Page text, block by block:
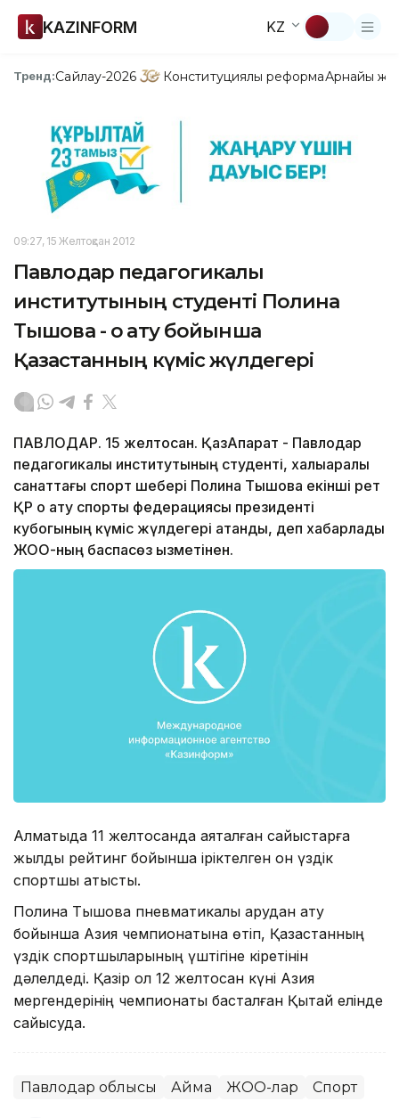
KAZINFORM KZ
Тренд:Сайлау-2026 Конституциялық реформаАрнайы
09:27, 15 Желтоқсан 2012
Павлодар педагогикалық
институтының студенті Полина
Тышова - оқ ату бойынша
Қазақстанның күміс жүлдегері
ПАВЛОДАР. 15 желтоқсан. ҚазАқпарат - Павлодар
педагогикалық институтының студенті, халықаралық
санаттағы спорт шебері Полина Тышова екінші рет
ҚР оқ ату спорты федерациясы президенті
кубогының күміс жүлдегері атанды, деп хабарлады
ЖОО-ның баспасөз қызметінен.
Алматыда 11 желтоқсанда аяқталған сайыстарға
жылдық рейтинг бойынша іріктелген он үздік
спортшы қатысты.
Полина Тышова пневматикалық қарудан ату
бойынша Азия чемпионатына өтіп, Қазақстанның
үздік спортшыларының үштігіне кіретінін
дәлелдеді. Қазір ол 12 желтоқсан күні Азия
мергендерінің чемпионаты басталған Қытай елінде
сайысуда.
Павлодар облысы Аймақ ЖОО-лар Спорт